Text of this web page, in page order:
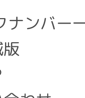
ナンバー